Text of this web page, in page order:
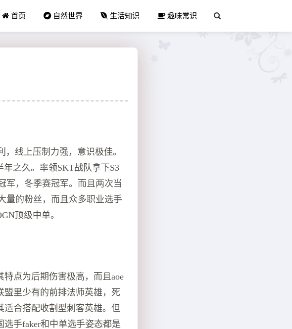
首页 自然世界 生活知识 趣味常识
线上压制力强，意识极佳。
之久。率领SKT战队拿下S3
军，冬季赛冠军。而且两次当
量的粉丝，而且众多职业选手
顶级中单。
点为后期伤害极高，而且aoe
盟里少有的前排法师英雄，死
合搭配收割型刺客英雄。但
手faker和中单选手姿态都是